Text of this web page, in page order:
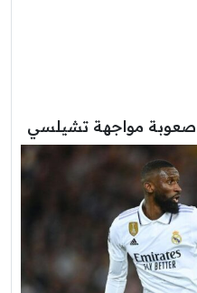
صعوبة مواجهة تشيلسي